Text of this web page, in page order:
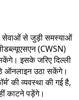
सेवाओं से जुड़ी समस्याओं
(CWSN)
इसके जरिए दिल्ली
ऑनलाइन उठा सकेंगे।
की व्यवस्था की गई है,
काटने पड़ेंगे।